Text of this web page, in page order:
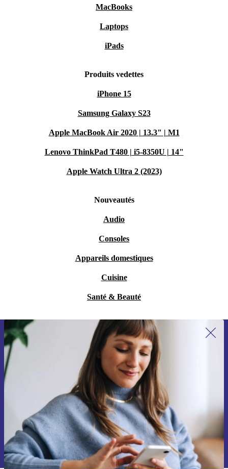
MacBooks
Laptops
iPads
Produits vedettes
iPhone 15
Samsung Galaxy S23
Apple MacBook Air 2020 | 13.3" | M1
Lenovo ThinkPad T480 | i5-8350U | 14"
Apple Watch Ultra 2 (2023)
Nouveautés
Audio
Consoles
Appareils domestiques
Cuisine
Santé & Beauté
Recevoir offres et infos de refurbed
par mail
Ne manquez plus aucune offre.
S'inscrire
Retrouvez les informations sur l'utilisation des données personnelles
dans notre
politique de confidentialité.